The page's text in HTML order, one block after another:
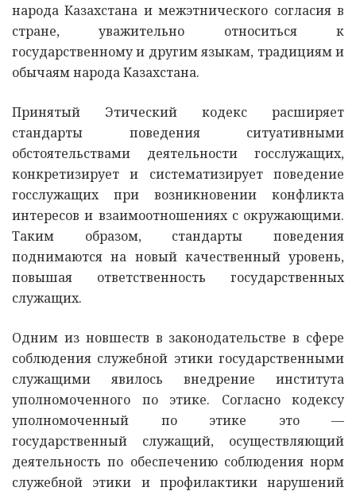
народа Казахстана и межэтнического согласия в
стране, уважительно относиться к
государственному и другим языкам, традициям и
обычаям народа Казахстана.
Принятый Этический кодекс расширяет
стандарты поведения ситуативными
обстоятельствами деятельности госслужащих,
конкретизирует и систематизирует поведение
госслужащих при возникновении конфликта
интересов и взаимоотношениях с окружающими.
Таким образом, стандарты поведения
поднимаются на новый качественный уровень,
повышая ответственность государственных
служащих.
Одним из новшеств в законодательстве в сфере
соблюдения служебной этики государственными
служащими явилось внедрение института
уполномоченного по этике. Согласно кодексу
уполномоченный по этике это —
государственный служащий, осуществляющий
деятельность по обеспечению соблюдения норм
служебной этики и профилактики нарушений